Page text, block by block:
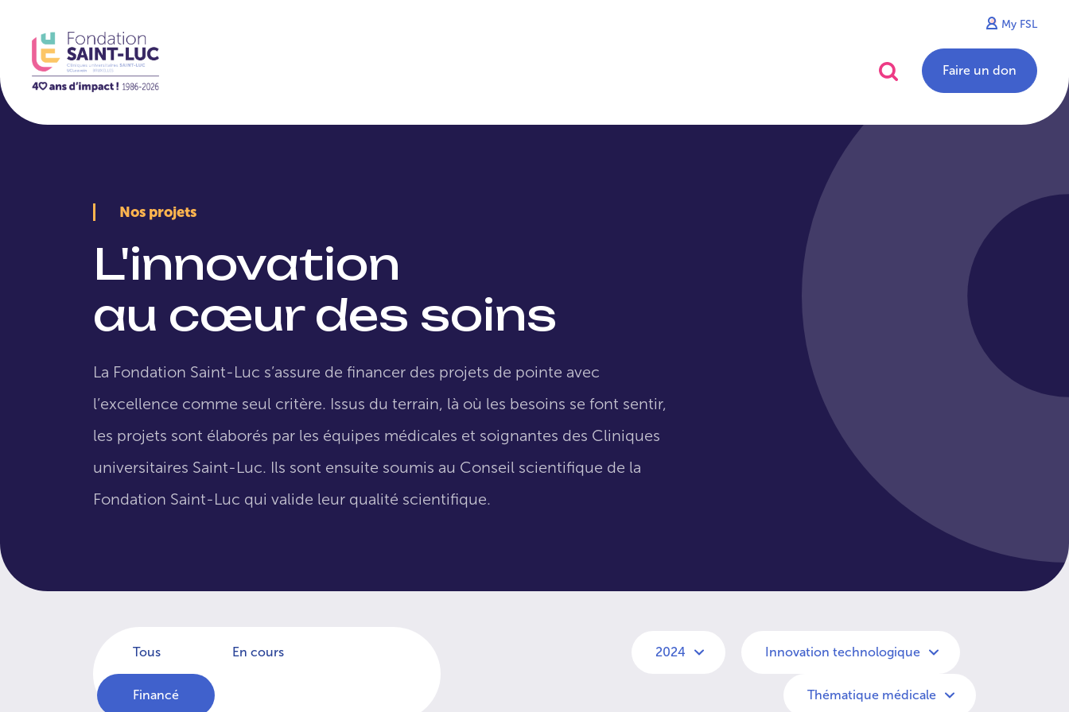
My FSL
Faire un don
Nos projets
L'innovation
au cœur des soins
La Fondation Saint-Luc s’assure de financer des projets de pointe avec
l’excellence comme seul critère. Issus du terrain, là où les besoins se font sentir,
les projets sont élaborés par les équipes médicales et soignantes des Cliniques
universitaires Saint-Luc. Ils sont ensuite soumis au Conseil scientifique de la
Fondation Saint-Luc qui valide leur qualité scientifique.
Tous En cours
Financé
2024 Innovation technologique
Thématique médicale